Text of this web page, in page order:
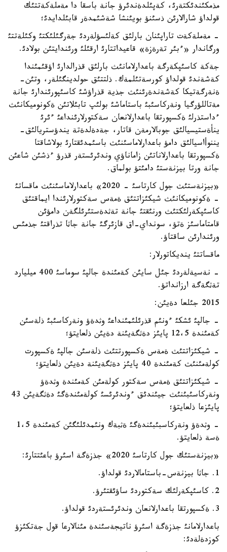
مذمكئندئكتةرئ، كةپئلدةندئرؤ جانة باسقا دا مةملةكةتتئك
قولداؤ شارالارئن ذسئنؤ بويئنشا شةشئمدةر قابئلدايدئ؛
- مةملةكةت تاراپئنان بارلئق كةلئسؤلةردئ جةرگئلئكتئ وكئلةتتئ
ورگاندار «ءبئر تةرةزة» قاعيداتتارئ ارقئلئ ورئندايتئن بولادئ.
جةكة كاسئپكةرگة باعدارلامانئث بارلئق قذرالدارئ اؤقئمئندا
كةشةندئ قولداؤ كورسةتئلمةك. ذلتتئق حولدينگئلةر، وتئن-
ةنةرگةتيكا كةشةندةرئنئث جذية قذراؤشئ كاسئپورئندارئ جانة
مةتاللؤرگيا ونةركاسئبئ باستاماشئ بولئپ تابئلاتئن ةكونوميكانئث
ءداستذرلئ ةكسپورتقا باعدارلانعان سةكتورلارئنداعئ ءئرئ
ينأةستيسيالئق جوبالارمةن قاتار، جةدةلدةتة يندؤستريالئق-
يننوأاسيالئق دامؤ باعدارلاماسئنئث باسئمدئقتارئ بولاشاقتا
ةكسپورتقا باعدارلاناتئن زاماناؤي وندئرئستةر قذرؤ ءذشئن شاعئن
جانة ورتا بيزنةستئ دامئتؤ بولماق.
«بيزنةستئث جول كارتاسئ - 2020» باعدارلاماسئنئث ماقساتئ
- ةكونوميكانئث شيكئزاتتئق ةمةس سةكتورلارئندا ايماقتئق
كاسئپكةرلئكتئث ورنئقتئ جانة تةثدةستئرئلگةن دامؤئن
قامتاماسئز ةتؤ، سونداي-اق قازئرگئ جانة جاثا تذراقتئ جذمئس
ورئندارئن ساقتاؤ.
ماقساتتئ ينديكاتورلار:
- نةسيةلةردئ جئل سايئن كةمئندة جالپئ سوماسئ 400 ميليارد
تةثگةگة ارزانداتؤ.
2015 جئلعا دةيئن:
- جالپئ ئشكئ ءونئم قذرئلئمئنداعئ وثدةؤ ونةركاسئبئ ذلةسئن
كةمئندة 12،5 پايئز دةثگةيئنة دةيئن ذلعايتؤ؛
- شيكئزاتتئث ةمةس ةكسپورتتئث ذلةسئن جالپئ ةكسپورت
كولةمئنئث كةمئندة 40 پايئز دةثگةيئنة دةيئن ذلعايتؤ؛
- شيكئزاتتئق ةمةس سةكتور كولةمئن كةمئندة وثدةؤ
ونةركاسئبئنئث جيئندئق ءوندئرئسئ كولةمئندةگئ دةثگةيئن 43
پايئزعا ذلعايتؤ؛
- وثدةؤ ونةركاسبئبئندةگئ ةثبةك ونئمدئلئگئن كةمئندة 1،5
ةسة ذلعايتؤ.
«بيزنةستئك جول كارتاسئ 2020» جذزةگة اسئرؤ باعئتتارئ:
1. جاثا بيزنةس-باستامالاردئ قولداؤ.
2. كاسئپكةرلئك سةكتوردئ ساؤئقتئرؤ.
3. ةكسپورتقا باعدارلانعان وندئرئستةردئ قولداؤ.
باعدارلامانئ جذزةگة اسئرؤ ناتيجةسئندة مئنالارعا قول جةتكئزؤ
كوزدةلةدئ: